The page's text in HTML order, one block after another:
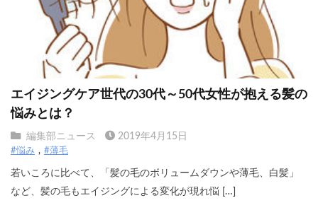
エイジングケア世代の30代～50代女性が抱える髪の
悩みとは？
編集部ニュース 2019年4月15日
#悩み #薄毛
若いころに比べて、「髪の毛のボリュームダウンや薄毛、白髪」
など、髪の毛もエイジングによる変化が現れ悩 […]